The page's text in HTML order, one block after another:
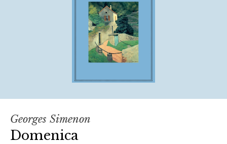
Georges Simenon
Domenica